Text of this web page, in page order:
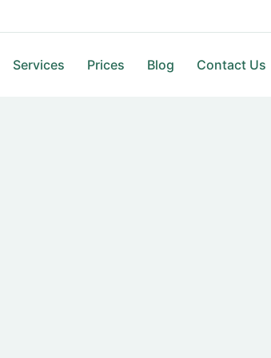
Services Prices Blog Contact Us